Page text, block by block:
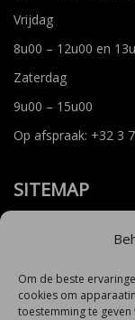
Om de beste
cookies om
toestemming te
Vrijdag
8u00 – 12u00 en
Zaterdag
9u00 – 15u00
Op afspraak: +32 3
SITEMAP
Wagens